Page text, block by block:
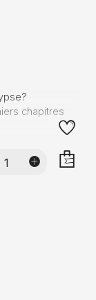
chapitres